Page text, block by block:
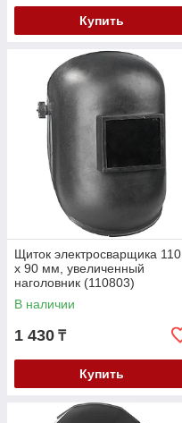
Купить
Щиток электросварщика 110
х 90 мм, увеличенный
наголовник (110803)
В наличии
1 430 ₸
Купить